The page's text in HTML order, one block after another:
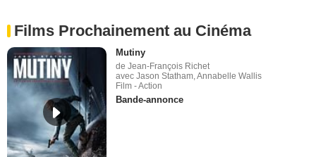
Films Prochainement au Cinéma
Mutiny
de Jean-François Richet
avec Jason Statham, Annabelle Wallis
Film - Action
Bande-annonce